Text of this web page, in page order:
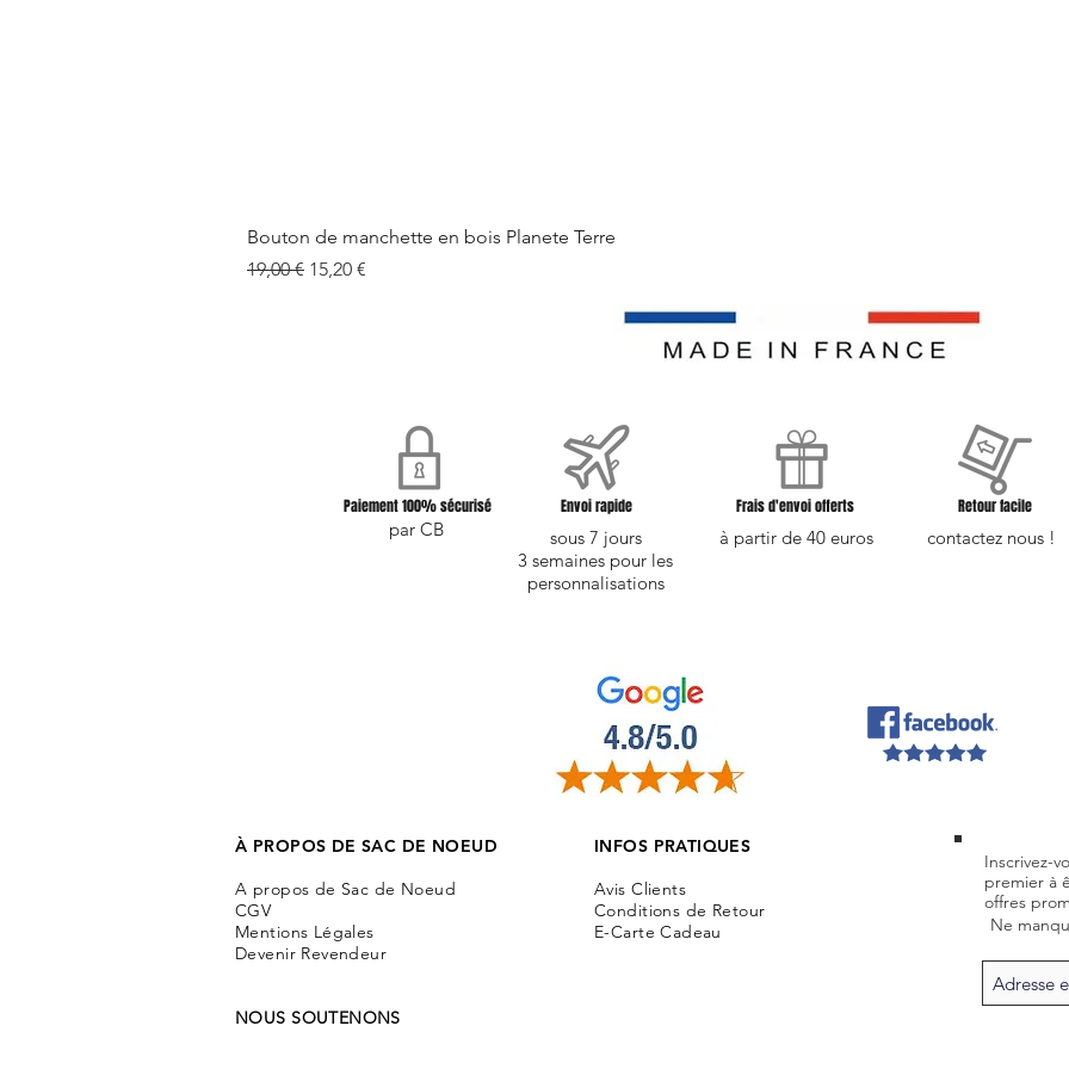
Bouton de manchette en bois Planete Terre
Prix original
19,00 € Prix promotionnel
15,20 €
Paiement 100% sécurisé
par CB
Envoi rapide
sous 7 jours
3 semaines pour les
personnalisations
Frais d'envoi offerts
à partir de 40 euros
Retour facile
contactez nous !
À PROPOS DE SAC DE NOEUD
A propos de Sac de Noeud
CGV
Mentions Légales
Devenir Revendeur
NOUS SOUTENONS
INFOS PRATIQUES
Avis Clients
Conditions de Retour
E-Carte Cadeau
Inscrivez-
premier à
offres
Ne